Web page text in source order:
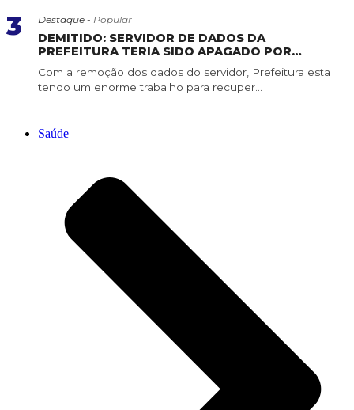
3 Destaque - Popular
DEMITIDO: SERVIDOR DE DADOS DA
PREFEITURA TERIA SIDO APAGADO POR
SERVIDOR DE CONFIANÇA
Com a remoção dos dados do servidor, Prefeitura esta
tendo um enorme trabalho para recuper...
Saúde